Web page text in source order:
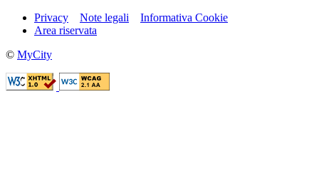
Privacy
Note legali
Informativa Cookie
Area riservata
© MyCity